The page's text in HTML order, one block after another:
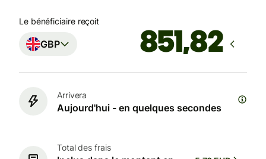
Le bénéficiaire reçoit
GBP
Arrivera
Aujourd'hui - en quelques secondes
Total des frais